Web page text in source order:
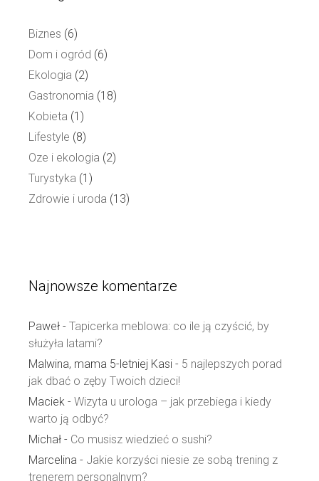
Biznes (6)
Dom i ogród (6)
Ekologia (2)
Gastronomia (18)
Kobieta (1)
Lifestyle (8)
Oze i ekologia (2)
Turystyka (1)
Zdrowie i uroda (13)
Najnowsze komentarze
Paweł - Tapicerka meblowa: co ile ją czyścić, by
służyła latami?
Malwina, mama 5-letniej Kasi - 5 najlepszych porad
jak dbać o zęby Twoich dzieci!
Maciek - Wizyta u urologa – jak przebiega i kiedy
warto ją odbyć?
Michał - Co musisz wiedzieć o sushi?
Marcelina - Jakie korzyści niesie ze sobą trening z
trenerem personalnym?